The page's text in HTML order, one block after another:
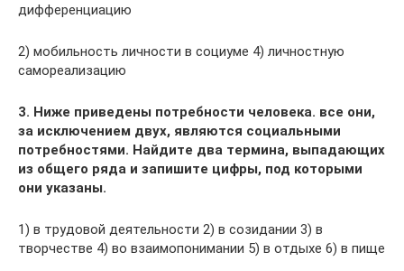
дифференциацию
2) мобильность личности в социуме 4) личностную
самореализацию
3. Ниже приведены потребности человека. все они,
за исключением двух, являются социальными
потребностями. Найдите два термина, выпадающих
из общего ряда и запишите цифры, под которыми
они указаны.
1) в трудовой деятельности 2) в созидании 3) в
творчестве 4) во взаимопонимании 5) в отдыхе 6) в пище